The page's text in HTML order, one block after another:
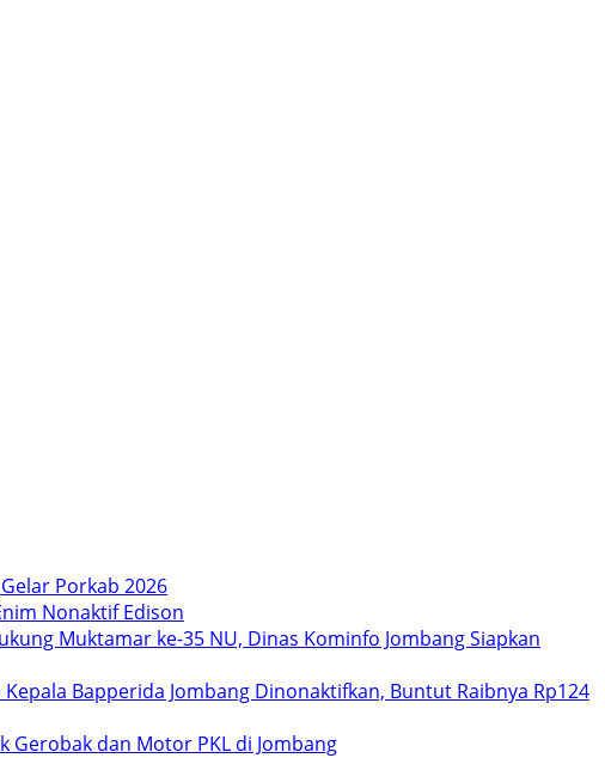
Porkab 2026
Nonaktif Edison
Muktamar ke-35 NU, Dinas Kominfo Jombang Siapkan
Bapperida Jombang Dinonaktifkan, Buntut Raibnya Rp124
Gerobak dan Motor PKL di Jombang